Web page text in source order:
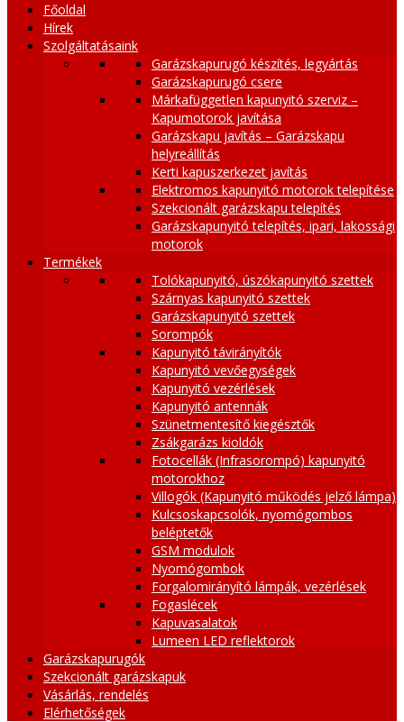
Főoldal
Hírek
Szolgáltatásaink
Garázskapurugó készítés, legyártás
Garázskapurugó csere
Márkafüggetlen kapunyitó szerviz –
Kapumotorok javítása
Garázskapu javítás – Garázskapu
helyreállítás
Kerti kapuszerkezet javítás
Elektromos kapunyitó motorok telepítése
Szekcionált garázskapu telepítés
Garázskapunyitó telepítés, ipari, lakossági
motorok
Termékek
Tolókapunyitó, úszókapunyitó szettek
Szárnyas kapunyitó szettek
Garázskapunyitó szettek
Sorompók
Kapunyitó távirányítók
Kapunyitó vevőegységek
Kapunyitó vezérlések
Kapunyitó antennák
Szünetmentesítő kiegésztők
Zsákgarázs kioldók
Fotocellák (Infrasorompó) kapunyitó
motorokhoz
Villogók (Kapunyitó működés jelző lámpa)
Kulcsoskapcsolók, nyomógombos
beléptetők
GSM modulok
Nyomógombok
Forgalomirányító lámpák, vezérlések
Fogaslécek
Kapuvasalatok
Lumeen LED reflektorok
Garázskapurugók
Szekcionált garázskapuk
Vásárlás, rendelés
Elérhetőségek